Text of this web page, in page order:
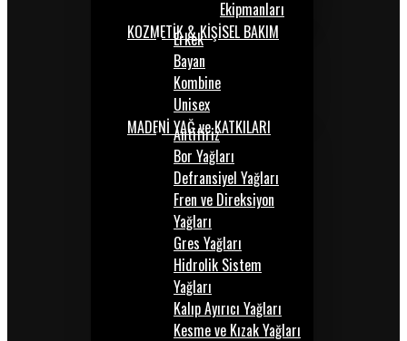
Ekipmanları
KOZMETİK & KİŞİSEL BAKIM
Erkek
Bayan
Kombine
Unisex
MADENİ YAĞ ve KATKILARI
Antifiriz
Bor Yağları
Defransiyel Yağları
Fren ve Direksiyon
Yağları
Gres Yağları
Hidrolik Sistem
Yağları
Kalıp Ayırıcı Yağları
Kesme ve Kızak Yağları